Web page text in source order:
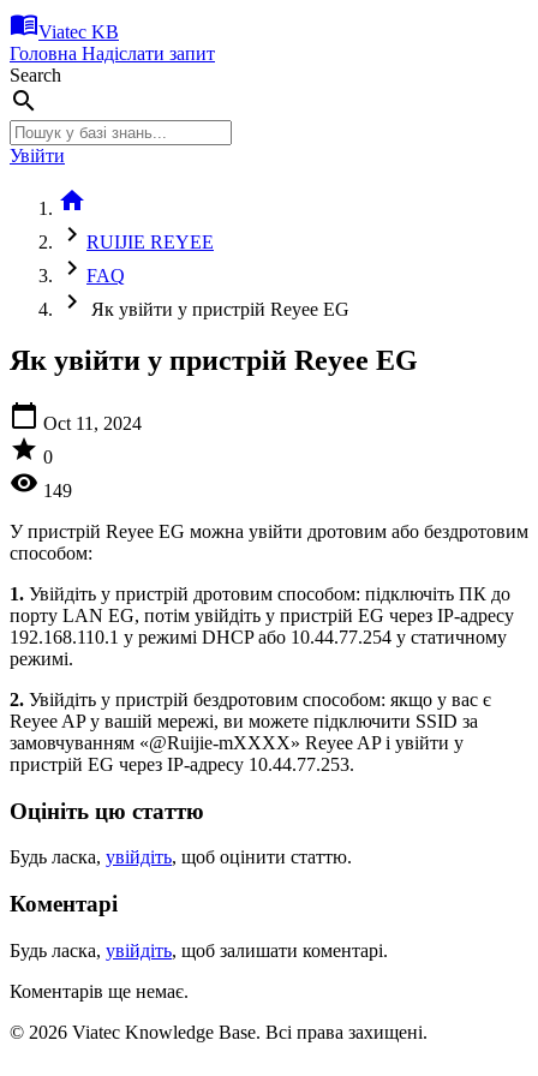
menu_bookViatec KB
Головна Надіслати запит
Search
search
Увійти
home
chevron_right RUIJIE REYEE
chevron_right FAQ
chevron_right Як увійти у пристрій Reyee EG
Як увійти у пристрій Reyee EG
calendar_today Oct 11, 2024
star 0
visibility 149
У пристрій Reyee EG можна увійти дротовим або бездротовим
способом:
1. Увійдіть у пристрій дротовим способом: підключіть ПК до
порту LAN EG, потім увійдіть у пристрій EG через IP-адресу
192.168.110.1 у режимі DHCP або 10.44.77.254 у статичному
режимі.
2. Увійдіть у пристрій бездротовим способом: якщо у вас є
Reyee AP у вашій мережі, ви можете підключити SSID за
замовчуванням «@Ruijie-mXXXX» Reyee AP і увійти у
пристрій EG через IP-адресу 10.44.77.253.
Оцініть цю статтю
Будь ласка, увійдіть, щоб оцінити статтю.
Коментарі
Будь ласка, увійдіть, щоб залишати коментарі.
Коментарів ще немає.
© 2026 Viatec Knowledge Base. Всі права захищені.